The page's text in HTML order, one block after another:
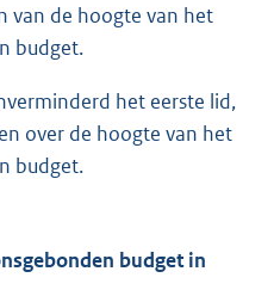
van de hoogte van het
budget.
het eerste lid,
over de hoogte van het
budget.
budget in